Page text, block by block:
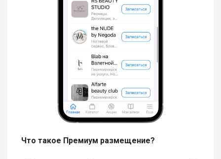
Что такое Премиум размещение?